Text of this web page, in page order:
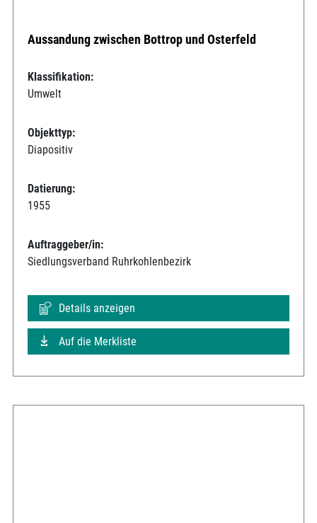
Aussandung zwischen Bottrop und Osterfeld
Klassifikation:
Umwelt
Objekttyp:
Diapositiv
Datierung:
1955
Auftraggeber/in:
Siedlungsverband Ruhrkohlenbezirk
Details anzeigen
Auf die Merkliste